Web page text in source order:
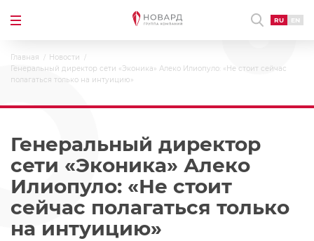
RU EN
Главная
Новости
Генеральный директор сети «Эконика» Алеко Илиопуло: «Не стоит сейчас
полагаться только на интуицию»
Генеральный директор
сети «Эконика» Алеко
Илиопуло: «Не стоит
сейчас полагаться только
на интуицию»